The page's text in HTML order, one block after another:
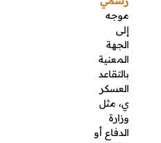
المدة
الزمنية
للخدمة
سبب
التقاعد
طلب
التقاعد